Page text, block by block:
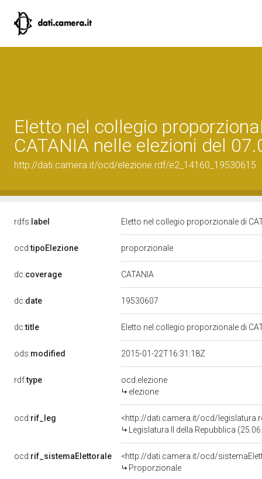
Eletto nel collegio
CATANIA nelle elezioni del
http://dati.camera.it/ocd/elezione.rdf/e2_14160_19530615
rdfs: label Eletto nel collegio proporzionale di
ocd:tipoElezione proporzionale
dc:coverage CATANIA
dc:date 19530607
dc:title Eletto nel collegio proporzionale di
ods:modified 2015-01-22T16:31:18Z
rdf:type
ocd:elezione
elezione
ocd:rif_leg
<http://dati.camera.it/ocd/
Legislatura II della Repubblica
ocd:rif_sistemaElettorale
<http://dati.camera.it/ocd/
Proporzionale